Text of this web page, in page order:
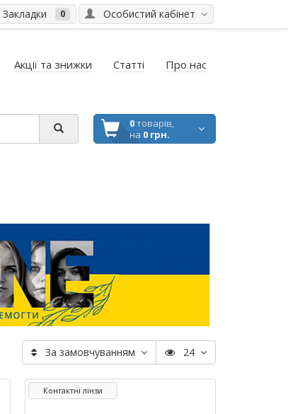
Особистий кабінет
Закладки 0
Акції та знижки Статті Про нас
0товарів,
на 0 грн.
За замовчуванням 24
Контактні лінзи